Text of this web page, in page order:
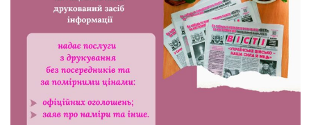
24.07.2026
Попри примхи погоди – з вірою в
урожай: як жнивують на полях ПП
«імені Калашника»